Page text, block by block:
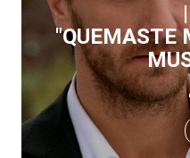
"QUEMASTE